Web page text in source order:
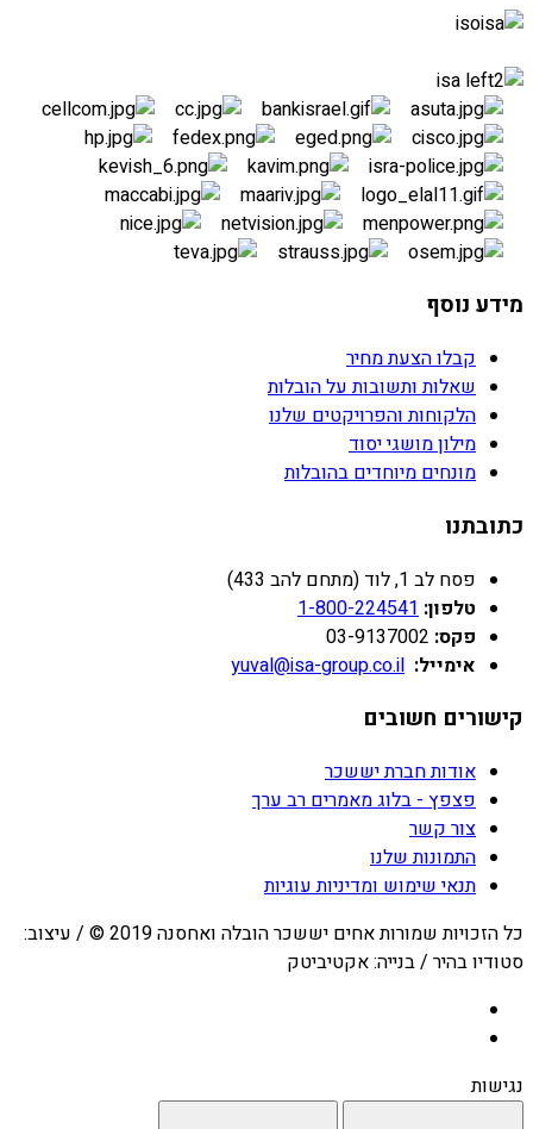
מידע נוסף
קבלו הצעת מחיר
שאלות ותשובות על הובלות
הלקוחות והפרויקטים שלנו
מילון מושגי יסוד
מונחים מיוחדים בהובלות
כתובתנו
פסח לב 1, לוד (מתחם להב 433)
טלפון: 1-800-224541
פקס: 03-9137002
אימייל: yuval@isa-group.co.il
קישורים חשובים
אודות חברת יששכר
פצפץ - בלוג מאמרים רב ערך
צור קשר
התמונות שלנו
תנאי שימוש ומדיניות עוגיות
כל הזכויות שמורות אחים יששכר הובלה ואחסנה 2019 © / עיצוב:
סטודיו בהיר / בנייה: אקטיביטק
נגישות